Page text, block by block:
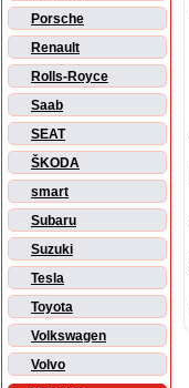
Porsche
Renault
Rolls-Royce
Saab
SEAT
ŠKODA
smart
Subaru
Suzuki
Tesla
Toyota
Volkswagen
Volvo